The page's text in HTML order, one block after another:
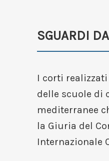
SGUARDI
I corti
delle scuole di
mediterranee
la Giuria del
Internazionale